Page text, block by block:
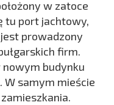
w zatoce
tu port jachtowy,
prowadzony
firm.
nowym budynku
W samym mieście